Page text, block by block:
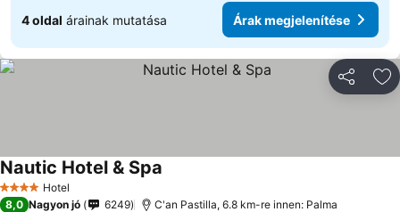
4 oldal árainak mutatása Árak megjelenítése
4 KategóriaHotel
Nautic Hotel & Spa
8,0 Nagyon jó 6249 C'an Pastilla, 6.8 km-re innen: Palma